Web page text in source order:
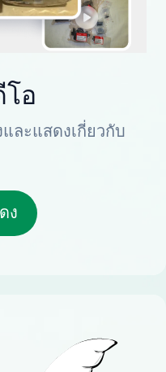
อ
ละแสดงเกี่ยวกับ
ง